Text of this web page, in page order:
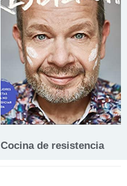
Cocina de resistencia